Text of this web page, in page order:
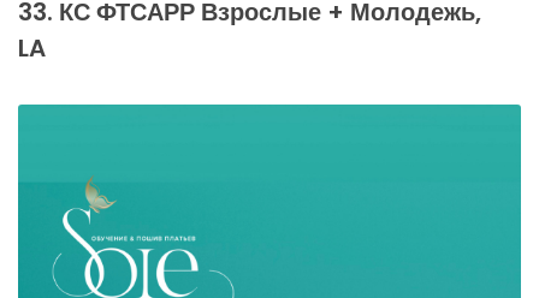
33. КС ФТСАРР Взрослые + Молодежь,
LA